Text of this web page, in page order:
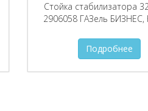
Стойка стабилизатора
2906058 ГАЗель БИЗНЕС,
Подробнее